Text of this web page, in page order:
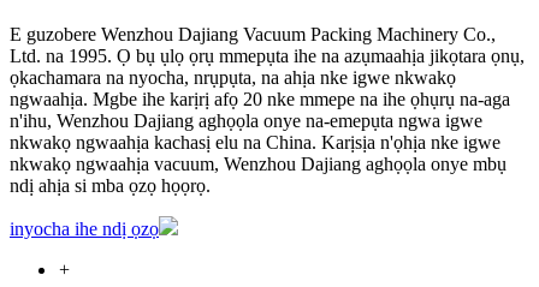
E guzobere Wenzhou Dajiang Vacuum Packing Machinery Co.,
Ltd. na 1995. Ọ bụ ụlọ ọrụ mmepụta ihe na azụmaahịa jikọtara ọnụ,
ọkachamara na nyocha, nrụpụta, na ahịa nke igwe nkwakọ
ngwaahịa. Mgbe ihe karịrị afọ 20 nke mmepe na ihe ọhụrụ na-aga
n'ihu, Wenzhou Dajiang aghọọla onye na-emepụta ngwa igwe
nkwakọ ngwaahịa kachasị elu na China. Karịsịa n'ọhịa nke igwe
nkwakọ ngwaahịa vacuum, Wenzhou Dajiang aghọọla onye mbụ
ndị ahịa si mba ọzọ họọrọ.
inyocha ihe ndị ọzọ
+